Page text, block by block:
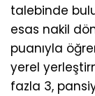
talebinde
esas nakil
puanıyla
yerel
fazla 3,